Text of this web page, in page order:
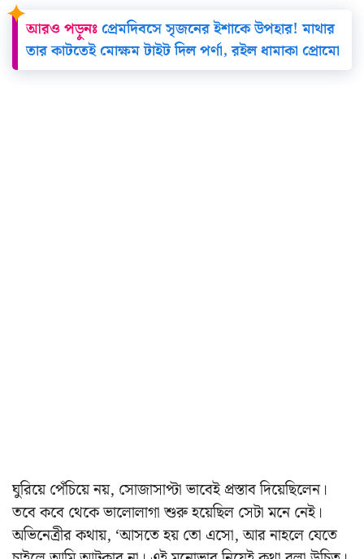
আরও পড়ুনঃপ্রেমদিবসে সৃজনের ইশাকে উপহার! মাথার
তার কাটতেই মোক্ষম টাইট দিল পর্ণা, রইল ধামাকা প্রোমো
ঘুরিয়ে পেঁচিয়ে নয়, সোজাসাপ্টা ভাবেই প্রস্তাব দিয়েছিলেন।
তবে কবে থেকে ভালোলাগা শুরু হয়েছিল সেটা মনে নেই।
অভিনেত্রীর কথায়, ‘আসতে হয় তো এসো, আর নাহলে যেতে